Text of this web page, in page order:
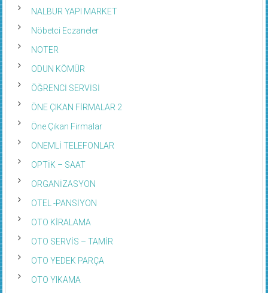
NALBUR YAPI MARKET
Nöbetci Eczaneler
NOTER
ODUN KÖMÜR
ÖĞRENCİ SERVİSİ
ÖNE ÇIKAN FİRMALAR 2
Öne Çıkan Firmalar
ÖNEMLİ TELEFONLAR
OPTİK – SAAT
ORGANİZASYON
OTEL -PANSİYON
OTO KİRALAMA
OTO SERVİS – TAMİR
OTO YEDEK PARÇA
OTO YIKAMA